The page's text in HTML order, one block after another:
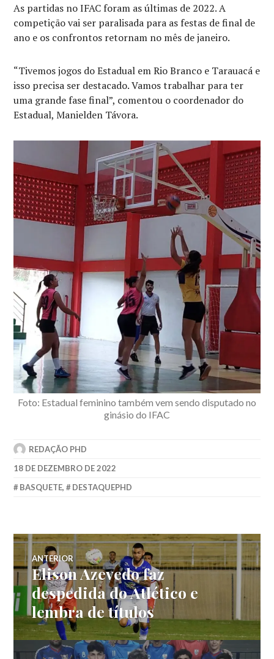
As partidas no IFAC foram as últimas de 2022. A
competição vai ser paralisada para as festas de final de
ano e os confrontos retornam no mês de janeiro.
“Tivemos jogos do Estadual em Rio Branco e Tarauacá e
isso precisa ser destacado. Vamos trabalhar para ter
uma grande fase final”, comentou o coordenador do
Estadual, Manielden Távora.
Foto: Estadual feminino também vem sendo disputado no
ginásio do IFAC
REDAÇÃO PHD
18 DE DEZEMBRO DE 2022
BASQUETE, DESTAQUEPHD
ANTERIOR
Elison Azevedo faz
despedida do Atlético e
lembra de títulos